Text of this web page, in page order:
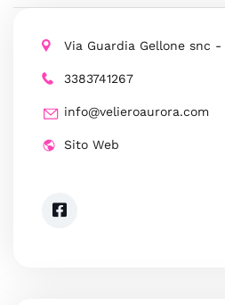
Via Guardia Gellone snc
3383741267
info@velieroaurora.com
Sito Web